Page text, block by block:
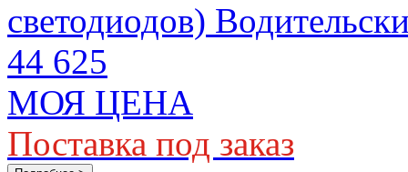
светодиодов)
44 625
МОЯ ЦЕНА
Поставка под заказ